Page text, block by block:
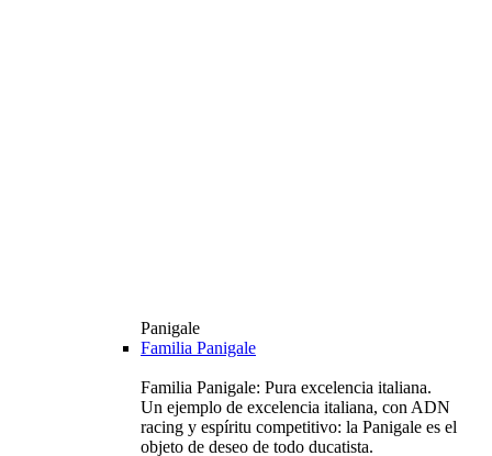
Panigale
Familia Panigale
Familia Panigale: Pura excelencia italiana.
Un ejemplo de excelencia italiana, con ADN
racing y espíritu competitivo: la Panigale es el
objeto de deseo de todo ducatista.